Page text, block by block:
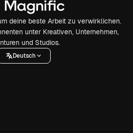
deine beste Arbeit zu verwirklichen.
unter Kreativen, Unternehmen,
und Studios.
Deutsch